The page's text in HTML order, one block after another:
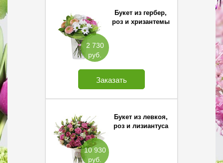
2 730
руб.
Букет из гербер,
роз и хризантемы
Заказать
10 930
руб.
Букет из левкоя,
роз и лизиантуса